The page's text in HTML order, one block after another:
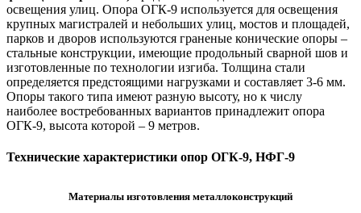
освещения улиц. Опора ОГК-9 используется для освещения
крупных магистралей и небольших улиц, мостов и площадей,
парков и дворов используются граненые конические опоры –
стальные конструкции, имеющие продольный сварной шов и
изготовленные по технологии изгиба. Толщина стали
определяется предстоящими нагрузками и составляет 3-6 мм.
Опоры такого типа имеют разную высоту, но к числу
наиболее востребованных вариантов принадлежит опора
ОГК-9, высота которой – 9 метров.
Технические характеристики опор ОГК-9, НФГ-9
Материалы изготовления металлоконструкций